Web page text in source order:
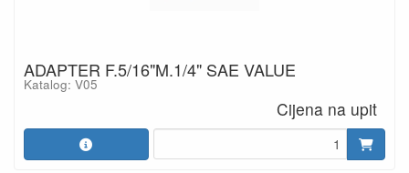
ADAPTER F.5/16"M.1/4" SAE VALUE
Katalog: V05
Cijena na upit